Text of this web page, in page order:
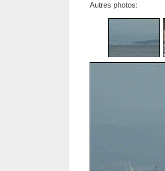
Autres photos: